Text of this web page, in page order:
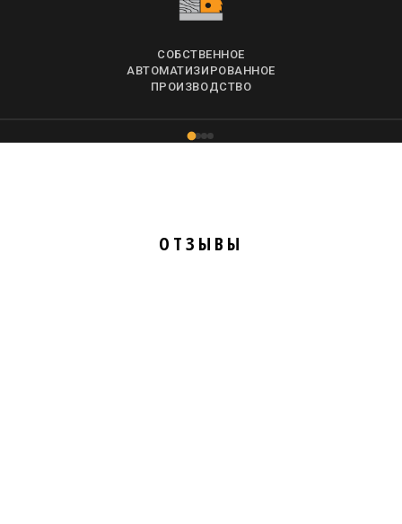
СОБСТВЕННОЕ
АВТОМАТИЗИРОВАННОЕ
ПРОИЗВОДСТВО
ОТЗЫВЫ